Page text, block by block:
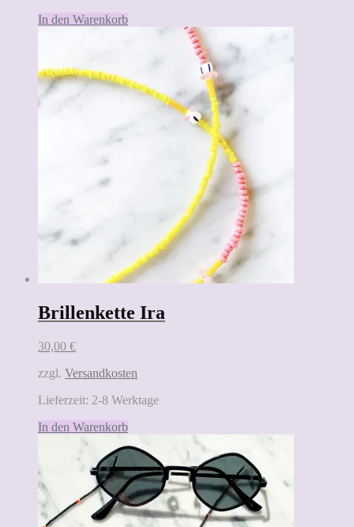
In den Warenkorb
Brillenkette Ira
30,00 €
zzgl. Versandkosten
Lieferzeit: 2-8 Werktage
In den Warenkorb